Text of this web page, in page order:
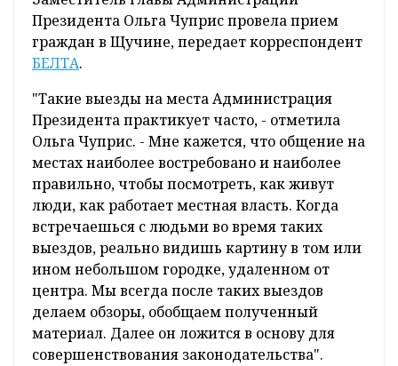
Президента Ольга Чуприс провела прием
граждан в Щучине, передает корреспондент
БЕЛТА.
"Такие выезды на места Администрация
Президента практикует часто, - отметила
Ольга Чуприс. - Мне кажется, что общение на
местах наиболее востребовано и наиболее
правильно, чтобы посмотреть, как живут
люди, как работает местная власть. Когда
встречаешься с людьми во время таких
выездов, реально видишь картину в том или
ином небольшом городке, удаленном от
центра. Мы всегда после таких выездов
делаем обзоры, обобщаем полученный
материал. Далее он ложится в основу для
совершенствования законодательства".